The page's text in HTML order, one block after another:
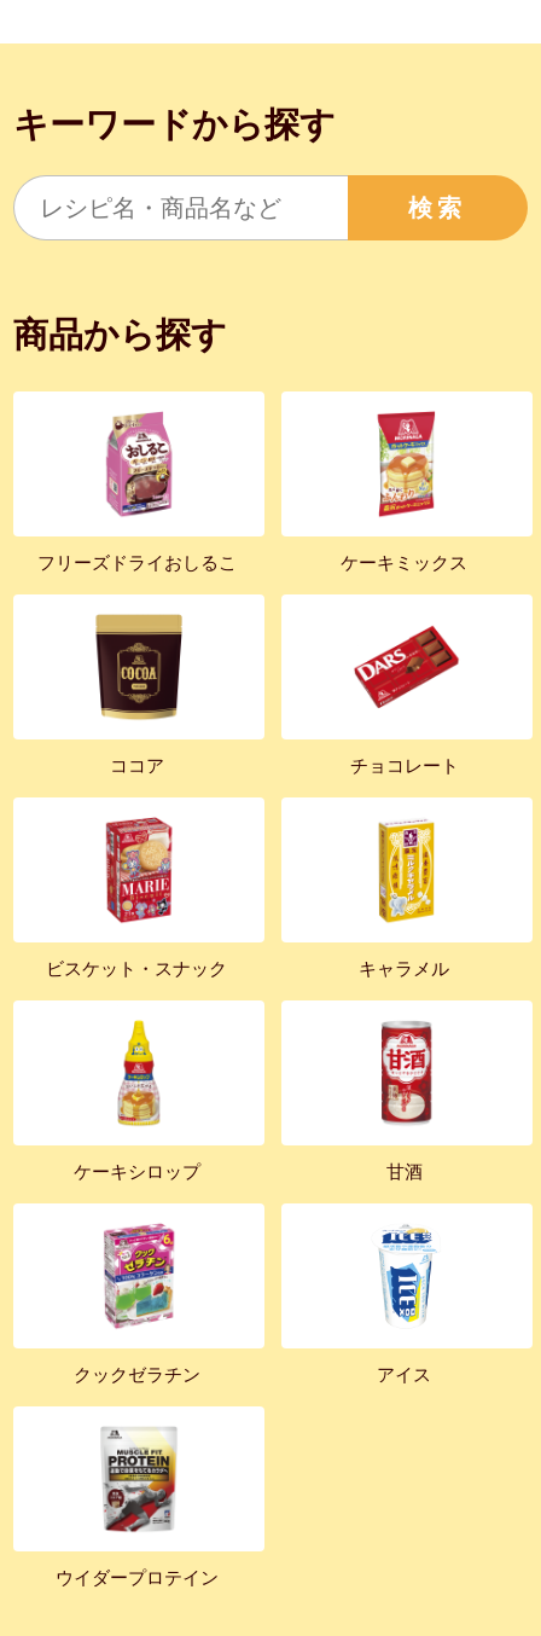
キーワードから探す
検索
商品から探す
フリーズドライおしるこ ケーキミックス
ココア チョコレート
ビスケット・スナック キャラメル
ケーキシロップ 甘酒
クックゼラチン アイス
ウイダープロテイン